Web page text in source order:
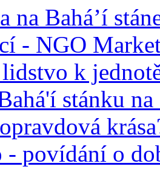
na Bahá’í
- NGO
k
stánku
- povídání o